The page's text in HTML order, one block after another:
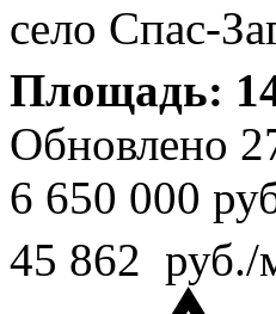
село Спас-
Площадь:
Обновлено
6 650 000
45 862 руб./